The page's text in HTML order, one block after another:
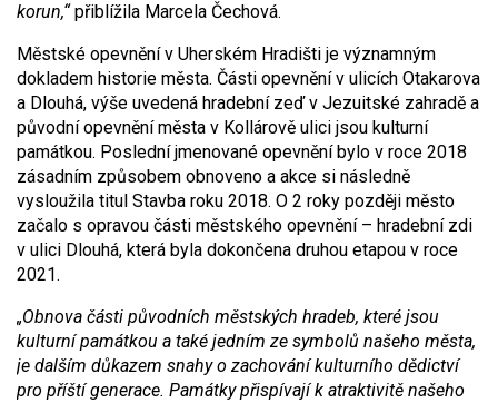
korun,“přiblížila Marcela Čechová.
Městské opevnění v Uherském Hradišti je významným
dokladem historie města. Části opevnění v ulicích Otakarova
a Dlouhá, výše uvedená hradební zeď v Jezuitské zahradě a
původní opevnění města v Kollárově ulici jsou kulturní
památkou. Poslední jmenované opevnění bylo v roce 2018
zásadním způsobem obnoveno a akce si následně
vysloužila titul Stavba roku 2018. O 2 roky později město
začalo s opravou části městského opevnění – hradební zdi
v ulici Dlouhá, která byla dokončena druhou etapou v roce
2021.
„Obnova části původních městských hradeb, které jsou
kulturní památkou a také jedním ze symbolů našeho města,
je dalším důkazem snahy o zachování kulturního dědictví
pro příští generace. Památky přispívají k atraktivitě našeho